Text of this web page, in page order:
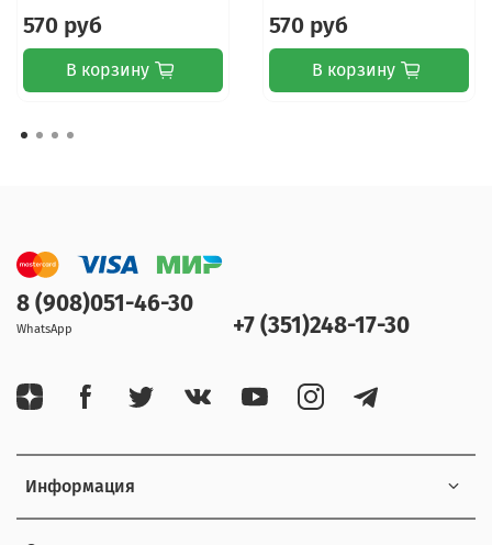
570 руб
В корзину
570 руб
В корзину
Информация
8 (908)051-46-30
WhatsApp +7 (351)248-17-30